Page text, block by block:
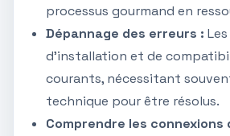
processus gourmand en
Dépannage des erreurs :
d'installation et de
courants, nécessitant
technique pour être résolus.
Comprendre les connexions